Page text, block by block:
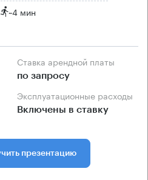
~4 мин
Ставка арендной платы
по запросу
Эксплуатационные расходы
Включены в ставку
презентацию